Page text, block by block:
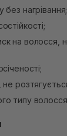
без нагрівання;
на
типу